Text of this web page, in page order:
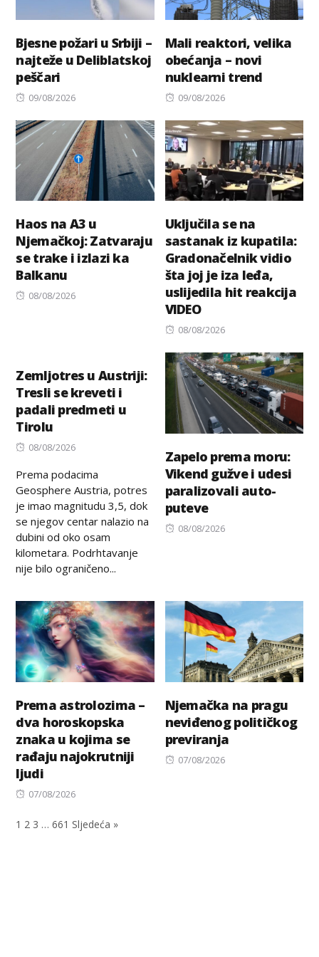
Bjesne požari u Srbiji –
najteže u Deliblatskoj
peščari
Posted
09/08/2026
Mali reaktori, velika
obećanja – novi
nuklearni trend
Posted
09/08/2026
Haos na A3 u
Njemačkoj: Zatvaraju
se trake i izlazi ka
Balkanu
Posted
08/08/2026
Uključila se na
sastanak iz kupatila:
Gradonačelnik vidio
šta joj je iza leđa,
uslijedila hit reakcija
VIDEO
Posted
08/08/2026
Zemljotres u Austriji:
Tresli se kreveti i
padali predmeti u
Tirolu
Posted
08/08/2026
Prema podacima
Geosphere Austria, potres
je imao magnitudu 3,5, dok
se njegov centar nalazio na
dubini od oko osam
kilometara. Podrhtavanje
nije bilo ograničeno...
Zapelo prema moru:
Vikend gužve i udesi
paralizovali auto-
puteve
Posted
08/08/2026
Prema astrolozima –
dva horoskopska
znaka u kojima se
rađaju najokrutniji
ljudi
Posted
07/08/2026
Njemačka na pragu
neviđenog političkog
previranja
Posted
07/08/2026
1 2 3 … 661 Sljedeća »